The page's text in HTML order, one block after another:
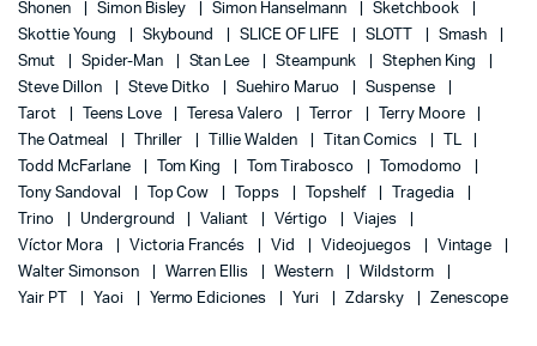
Shonen
Simon Bisley Simon Hanselmann
Sketchbook
Skottie Young
Skybound SLICE OF LIFE SLOTT
Smash
Smut
Spider-Man Stan Lee Steampunk
Stephen King
Steve Dillon
Steve Ditko Suehiro Maruo
Suspense
Tarot
Teens Love Teresa Valero Terror
Terry Moore
The Oatmeal
Thriller Tillie Walden Titan Comics
TL
Todd McFarlane
Tom King Tom Tirabosco
Tomodomo
Tony Sandoval
Top Cow Topps Topshelf
Tragedia
Trino
Underground Valiant Vértigo
Viajes
Víctor Mora
Victoria Francés Vid Videojuegos
Vintage
Walter Simonson
Warren Ellis Western
Wildstorm
Yair PT
Yaoi Yermo Ediciones Yuri Zdarsky Zenescope